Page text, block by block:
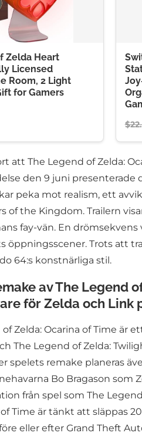
Zelda Heart
Licensed
Room, 2 Light
for Gamers
att The Legend of Zelda:
den 9 juni presenterade
peka mot realism, ett
of the Kingdom. Trailern
fay-vän. En
öppningsscener. Trots att
64:s konstnärliga stil.
av The Legend
för Zelda och Link
Zelda: Ocarina of Time
The Legend of Zelda:
spelets remake planeras
Bo Bragason som
från spel som The
of Time är tänkt att släppas
eller efter Grand Theft